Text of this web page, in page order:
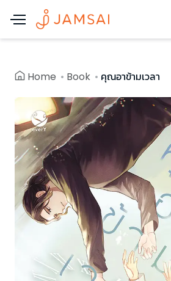
Home Book คุณอาข้ามเวลา